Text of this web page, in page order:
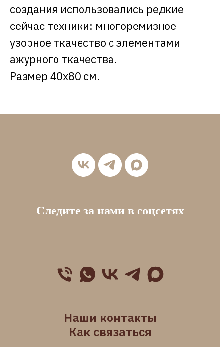
создания использовались редкие
сейчас техники: многоремизное
узорное ткачество с элементами
ажурного ткачества.
Размер 40х80 см.
Следите за нами в соцсетях
Наши контакты
Как связаться